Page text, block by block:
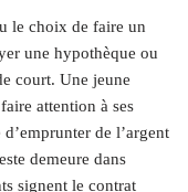
le choix de faire un
une hypothèque ou
court. Une jeune
attention à ses
de l’argent
demeure dans
signent le contrat